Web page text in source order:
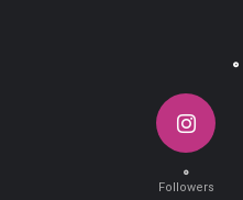
۰
۰
Followers